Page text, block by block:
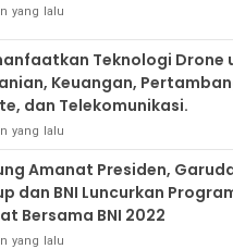
yang lalu
Teknologi Drone
Keuangan,
dan Telekomunikasi.
yang lalu
Amanat Presiden,
dan BNI Luncurkan
Bersama BNI 2022
yang lalu